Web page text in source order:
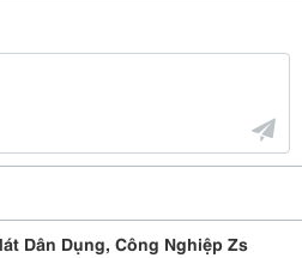
Dân Dụng, Công Nghiệp Zs